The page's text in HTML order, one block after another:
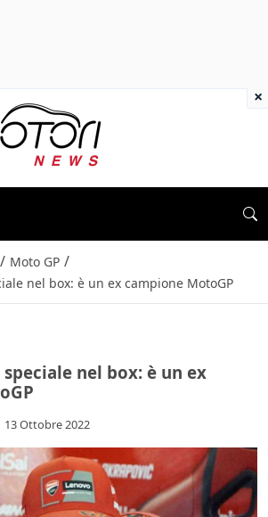
/ Moto GP /
nel box: è un ex campione MotoGP
nel box: è un ex
13 Ottobre 2022
×